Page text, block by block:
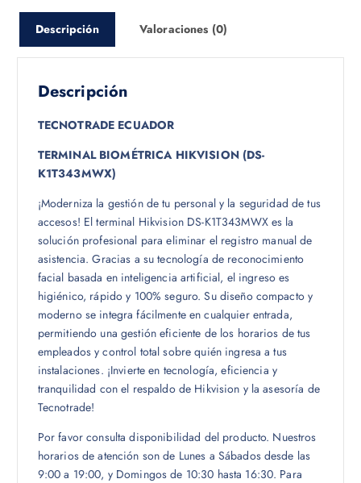
Descripción Valoraciones (0)
Descripción
TECNOTRADE ECUADOR
TERMINAL BIOMÉTRICA HIKVISION (DS-
K1T343MWX)
¡Moderniza la gestión de tu personal y la seguridad de tus
accesos! El terminal Hikvision DS-K1T343MWX es la
solución profesional para eliminar el registro manual de
asistencia. Gracias a su tecnología de reconocimiento
facial basada en inteligencia artificial, el ingreso es
higiénico, rápido y 100% seguro. Su diseño compacto y
moderno se integra fácilmente en cualquier entrada,
permitiendo una gestión eficiente de los horarios de tus
empleados y control total sobre quién ingresa a tus
instalaciones. ¡Invierte en tecnología, eficiencia y
tranquilidad con el respaldo de Hikvision y la asesoría de
Tecnotrade!
Por favor consulta disponibilidad del producto. Nuestros
horarios de atención son de Lunes a Sábados desde las
9:00 a 19:00, y Domingos de 10:30 hasta 16:30. Para